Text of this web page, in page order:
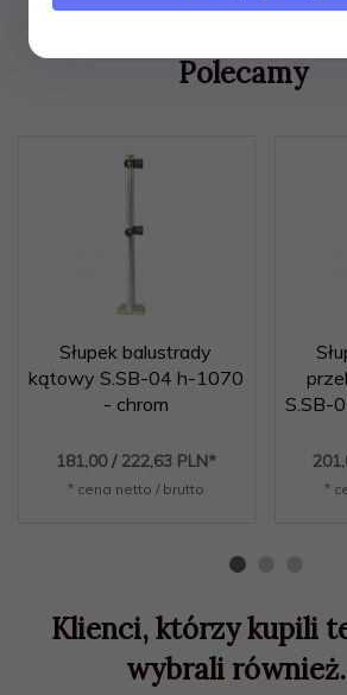
Polecamy
Słupek balustrady
kątowy S.SB-04 h-1070
- chrom
181,00 / 222,63 PLN*
* cena netto / brutto
S.SB-
201,
*
Klienci, którzy kupili
wybrali